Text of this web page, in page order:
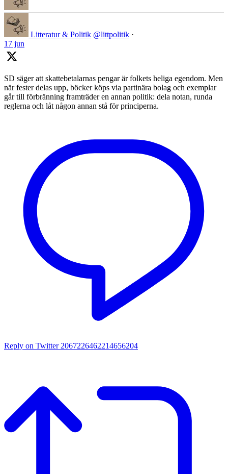
Litteratur & Politik @littpolitik ·
17 jun
SD säger att skattebetalarnas pengar är folkets heliga egendom. Men
när fester delas upp, böcker köps via partinära bolag och exemplar
går till förbränning framträder en annan politik: dela notan, runda
reglerna och låt någon annan stå för principerna.
Reply on Twitter 2067226462214656204